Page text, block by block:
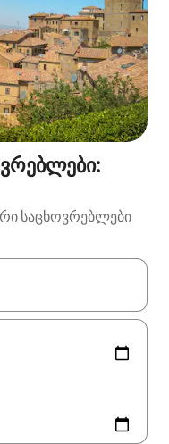
საცხოვრებლები
ნავიგაციისთვის